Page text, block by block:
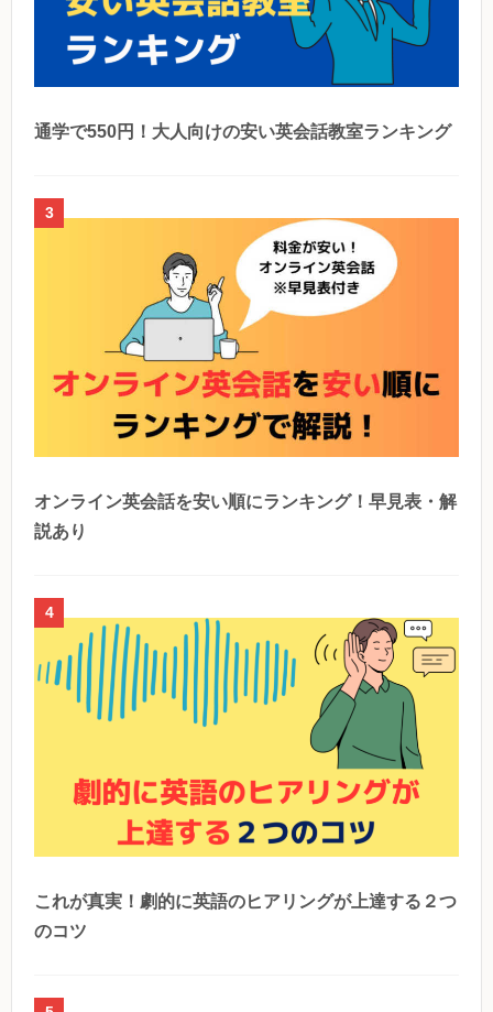
通学で550円！大人向けの安い英会話教室ランキング
3
オンライン英会話を安い順にランキング！早見表・解
説あり
4
これが真実！劇的に英語のヒアリングが上達する２つ
のコツ